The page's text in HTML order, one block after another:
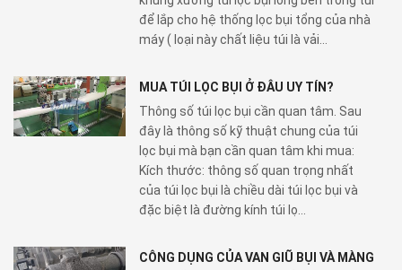
để lắp cho hệ thống lọc bụi tổng của nhà
máy ( loại này chất liệu túi là vải...
MUA TÚI LỌC BỤI Ở ĐÂU UY TÍN?
Thông số túi lọc bụi cần quan tâm. Sau
đây là thông số kỹ thuật chung của túi
lọc bụi mà bạn cần quan tâm khi mua:
Kích thước: thông số quan trọng nhất
của túi lọc bụi là chiều dài túi lọc bụi và
đặc biệt là đường kính túi lọ...
CÔNG DỤNG CỦA VAN GIŨ BỤI VÀ MÀNG